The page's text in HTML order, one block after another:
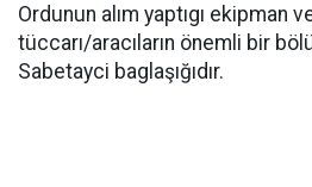
Ordunun alım yaptıgı ekipman
tüccarı/aracıların önemli bir
Sabetayci baglaşığıdır.